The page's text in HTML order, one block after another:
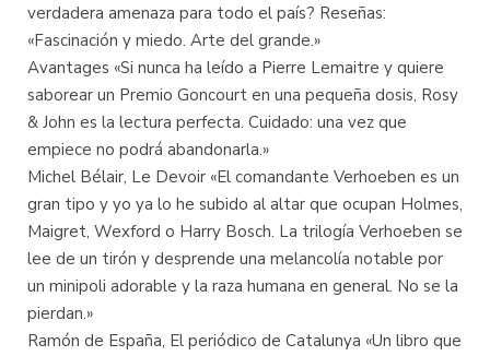
verdadera amenaza para todo el país? Reseñas:
«Fascinación y miedo. Arte del grande.»
Avantages «Si nunca ha leído a Pierre Lemaitre y quiere
saborear un Premio Goncourt en una pequeña dosis, Rosy
& John es la lectura perfecta. Cuidado: una vez que
empiece no podrá abandonarla.»
Michel Bélair, Le Devoir «El comandante Verhoeben es un
gran tipo y yo ya lo he subido al altar que ocupan Holmes,
Maigret, Wexford o Harry Bosch. La trilogía Verhoeben se
lee de un tirón y desprende una melancolía notable por
un minipoli adorable y la raza humana en general. No se la
pierdan.»
Ramón de España, El periódico de Catalunya «Un libro que